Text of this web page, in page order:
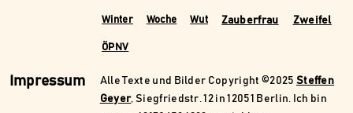
Winter Woche Wut Zauberfrau Zweifel
ÖPNV
Impressum Alle Texte und Bilder Copyright ©2025 Steffen
Geyer, Siegfriedstr. 12 in 12051 Berlin. Ich bin